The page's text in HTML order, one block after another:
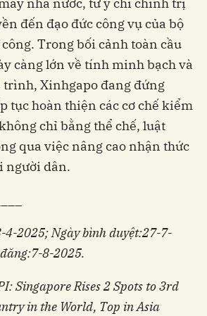
đến đạo đức công vụ của bộ
Trong bối cảnh toàn cầu
càng lớn về tính minh bạch và
Xinhgapo đang đứng
tục hoàn thiện các cơ chế kiểm
chỉ bằng thể chế, luật
qua việc nâng cao nhận thức
người dân.
4-2025; Ngày bình duyệt:27-7-
8-2025.
Singapore Rises 2 Spots to 3rd
in the World, Top in Asia